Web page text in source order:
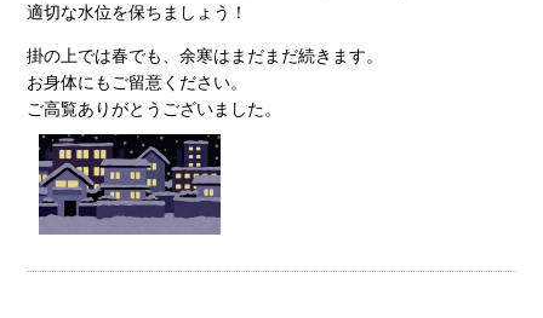
適切な水位を保ちましょう！
掛の上では春でも、余寒はまだまだ続きます。
お身体にもご留意ください。
ご高覧ありがとうございました。